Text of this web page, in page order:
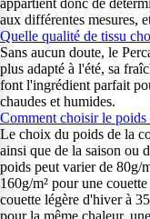
aux différentes mesures,
Quelle qualité de tissu
Sans aucun doute, le
plus adapté à l'été, sa
font l'ingrédient parfait
chaudes et humides.
Comment choisir le poids
Le choix du poids de la
ainsi que de la saison ou
poids peut varier de 80g/
160g/m² pour une
couette légère d'hiver à
pour la même chaleur,